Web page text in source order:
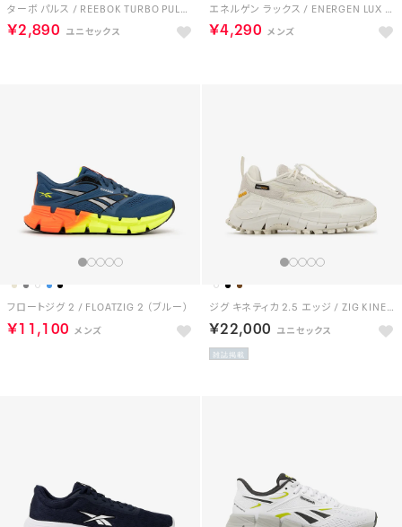
ターボ パルス / REEBOK TURBO PULSE SA （ホワイト）
￥2,890
エネルゲン ラックス / ENERGEN LUX SA （ブラック/ブラック）
￥4,290
フロートジグ 2 / FLOATZIG 2 （ブルー）
￥11,100
ジグ キネティカ 2.5 エッジ / ZIG KINETICA 2.5 EDGE （チョーク）
￥22,000
雑誌掲載